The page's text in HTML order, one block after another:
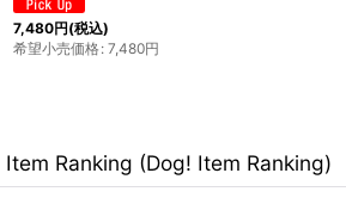
7,480円(税込)
希望小売価格: 7,480円
Item Ranking (Dog! Item Ranking)